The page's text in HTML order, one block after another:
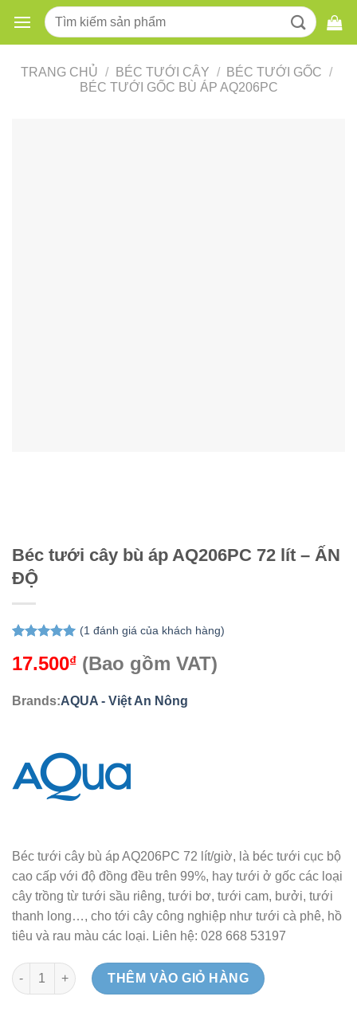
content
Tìm
kiếm:
TRANG CHỦ / BÉC TƯỚI CÂY / BÉC TƯỚI GỐC /
BÉC TƯỚI GỐC BÙ ÁP AQ206PC
Béc tưới cây bù áp AQ206PC 72 lít – ẤN
ĐỘ
dựa trên
(1 đánh giá của khách hàng)
17.500₫ (Bao gồm VAT)
Brands:AQUA - Việt An Nông
Béc tưới cây bù áp AQ206PC 72 lít/giờ, là béc tưới cục bộ
cao cấp với độ đồng đều trên 99%, hay tưới ở gốc các loại
cây trồng từ tưới sầu riêng, tưới bơ, tưới cam, bưởi, tưới
thanh long…, cho tới cây công nghiệp như tưới cà phê, hồ
tiêu và rau màu các loại. Liên hệ: 028 668 53197
Béc tưới cây bù áp AQ206PC 72 lít - ẤN ĐỘ số lượng
THÊM VÀO GIỎ HÀNG